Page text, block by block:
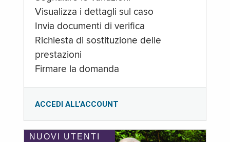
Visualizza i dettagli sul caso
Invia documenti di verifica
Richiesta di sostituzione delle
prestazioni
Firmare la domanda
ACCEDI ALL’ACCOUNT
NUOVI UTENTI